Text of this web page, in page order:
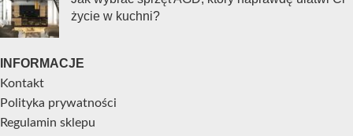
życie w kuchni?
INFORMACJE
Kontakt
Polityka prywatności
Regulamin sklepu